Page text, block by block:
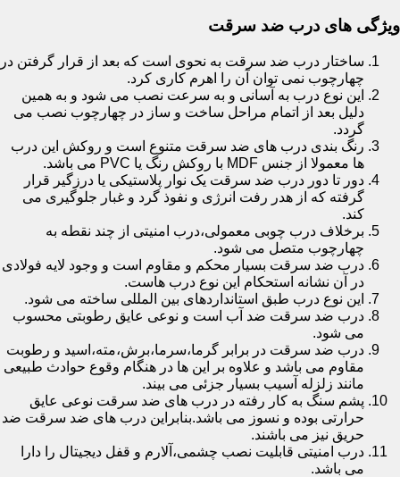
ویژگی های درب ضد سرقت
ساختار درب ضد سرقت به نحوی است که بعد از قرار گرفتن در
چهارچوب نمی توان آن را اهرم کاری کرد.
این نوع درب به آسانی و به سرعت نصب می شود و به همین
دلیل بعد از اتمام مراحل ساخت و ساز در چهارچوب نصب می
گردد.
رنگ بندی درب های ضد سرقت متنوع است و روکش این درب
ها معمولا از جنس MDF با روکش رنگ یا PVC می باشد.
دور تا دور درب ضد سرقت یک نوار پلاستیکی یا درزگیر قرار
گرفته که از هدر رفت انرژی و نفوذ گرد و غبار جلوگیری می
کند.
برخلاف درب چوبی معمولی،درب امنیتی از چند نقطه به
چهارچوب متصل می شود.
درب ضد سرقت بسیار محکم و مقاوم است و وجود لایه فولادی
در آن نشانه استحکام این نوع درب هاست.
این نوع درب طبق استانداردهای بین المللی ساخته می شود.
درب ضد سرقت ضد آب است و نوعی عایق رطوبتی محسوب
می شود.
درب ضد سرقت در برابر گرما،سرما،برش،مته،اسید و رطوبت
مقاوم می باشد و علاوه بر این ها در هنگام وقوع حوادث طبیعی
مانند زلزله آسیب بسیار جزئی می بیند.
پشم سنگ به کار رفته در درب های ضد سرقت نوعی عایق
حرارتی بوده و نسوز می باشد.بنابراین درب های ضد سرقت ضد
حریق نیز می باشند.
درب امنیتی قابلیت نصب چشمی،آلارم و قفل دیجیتال را دارا
می باشد.